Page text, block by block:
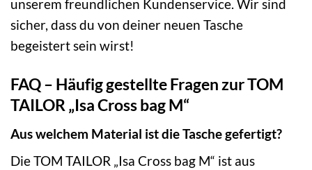
unserem freundlichen Kundenservice. Wir sind
sicher, dass du von deiner neuen Tasche
begeistert sein wirst!
FAQ – Häufig gestellte Fragen zur TOM
TAILOR „Isa Cross bag M“
Aus welchem Material ist die Tasche gefertigt?
Die TOM TAILOR „Isa Cross bag M“ ist aus